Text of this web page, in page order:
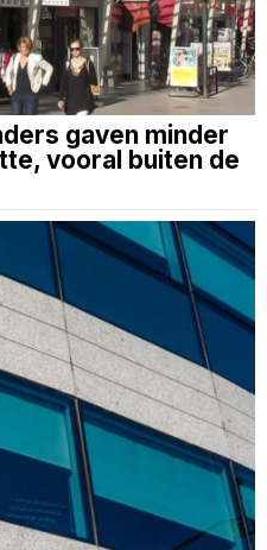
gaven minder
vooral buiten de